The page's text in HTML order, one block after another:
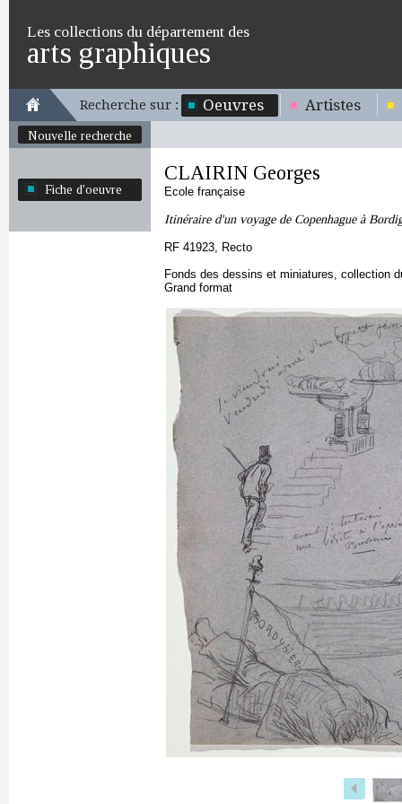
Les collections du département des
arts graphiques
Recherche sur : Oeuvres Artistes
Nouvelle recherche
Fiche d'oeuvre
CLAIRIN Georges
Ecole française
Itinéraire d'un voyage de Copenhague à
RF 41923, Recto
Fonds des dessins et miniatures, collection
Grand format